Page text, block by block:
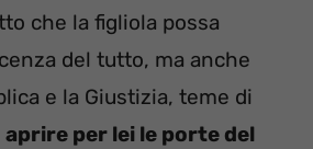
che la figliola possa
del tutto, ma anche
e la Giustizia, teme di
aprire per lei le porte del